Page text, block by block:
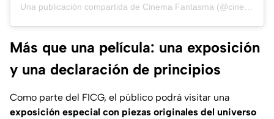
Una publicación compartida de Cinema Fantasma (@cinemafantasma)
Más que una película: una exposición
y una declaración de principios
Como parte del FICG, el público podrá visitar una
exposición especial con piezas originales del universo